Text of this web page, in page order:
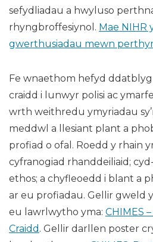
sefydliadau a hwyluso
rhyngbroffesiynol. Mae NIHR
gwerthusiadau mewn
Fe wnaethom hefyd
craidd i lunwyr polisi ac
wrth weithredu ymyriadau
meddwl a llesiant plant a
profiad o ofal. Roedd y rhain
cyfranogiad rhanddeiliaid;
ethos; a chyfleoedd i blant a
ar eu profiadau. Gellir gweld
eu lawrlwytho yma: CHIMES
Craidd . Gellir darllen poster